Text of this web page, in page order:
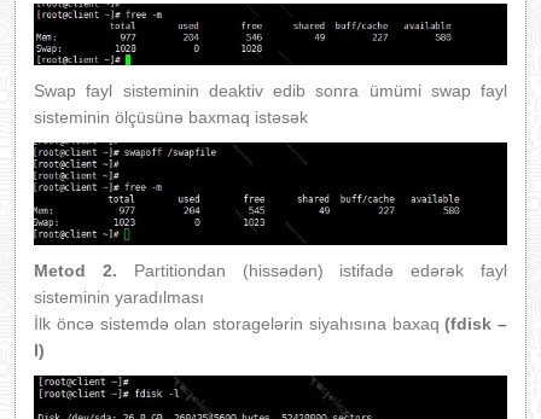
Swap fayl sisteminin deaktiv edib sonra ümümi swap fayl
sisteminin ölçüsünə baxmaq istəsək
Metod 2. Partitiondan (hissədən) istifadə edərək fayl
sisteminin yaradılması
İlk öncə sistemdə olan storagelərin siyahısına baxaq(fdisk –
l)